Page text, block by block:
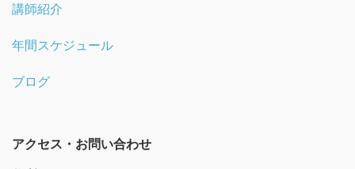
講師紹介
年間スケジュール
ブログ
アクセス・お問い合わせ